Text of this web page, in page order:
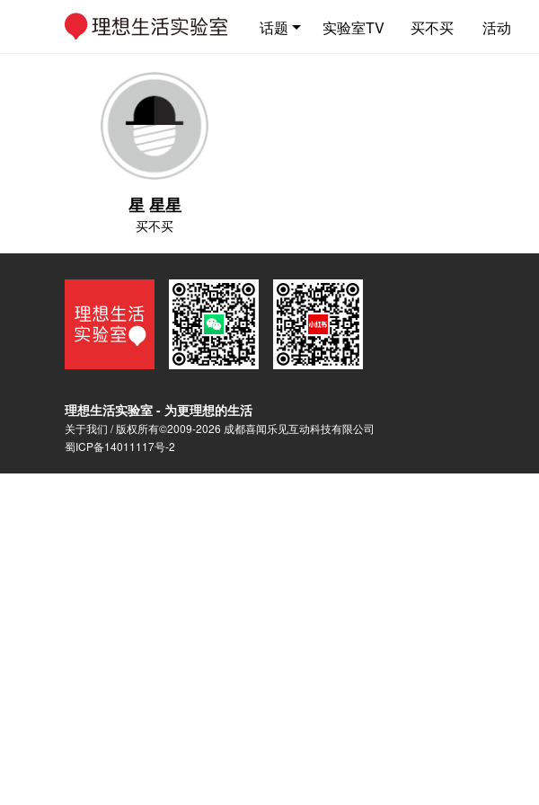
话题 实验室TV 买不买 活动
星 星星
买不买
理想生活实验室 - 为更理想的生活
关于我们 / 版权所有©2009-2026 成都喜闻乐见互动科技有限公司
蜀ICP备14011117号-2